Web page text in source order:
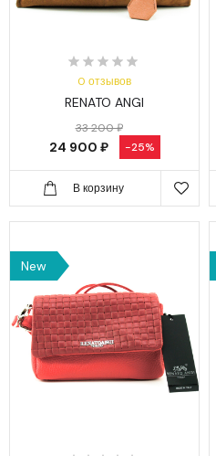
0 отзывов
RENATO ANGI
33 200 ₽
24 900 ₽ -25%
В корзину
New